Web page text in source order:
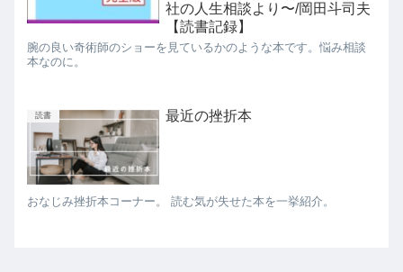
社の人生相談より〜/岡田斗司夫
【読書記録】
腕の良い奇術師のショーを見ているかのような本です。悩み相談
本なのに。
読書 最近の挫折本
おなじみ挫折本コーナー。 読む気が失せた本を一挙紹介。